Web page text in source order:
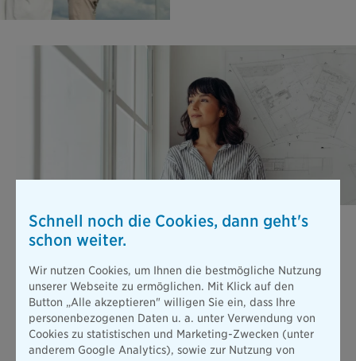
Berufsunfähigkeits­versicherung
Stellen Sie sich vor, Sie können wegen einer Erkrankung oder
Absicherung ist dann viel zu gering, um Ihren bisherigen
Lebensstandard zu halten.
Mehr erfahren
Schnell noch die Cookies, dann geht's
schon weiter.
Wir nutzen Cookies, um Ihnen die bestmögliche Nutzung
unserer Webseite zu ermöglichen. Mit Klick auf den
Button „Alle akzeptieren" willigen Sie ein, dass Ihre
personenbezogenen Daten u. a. unter Verwendung von
Cookies zu statistischen und Marketing-Zwecken (unter
anderem Google Analytics), sowie zur Nutzung von